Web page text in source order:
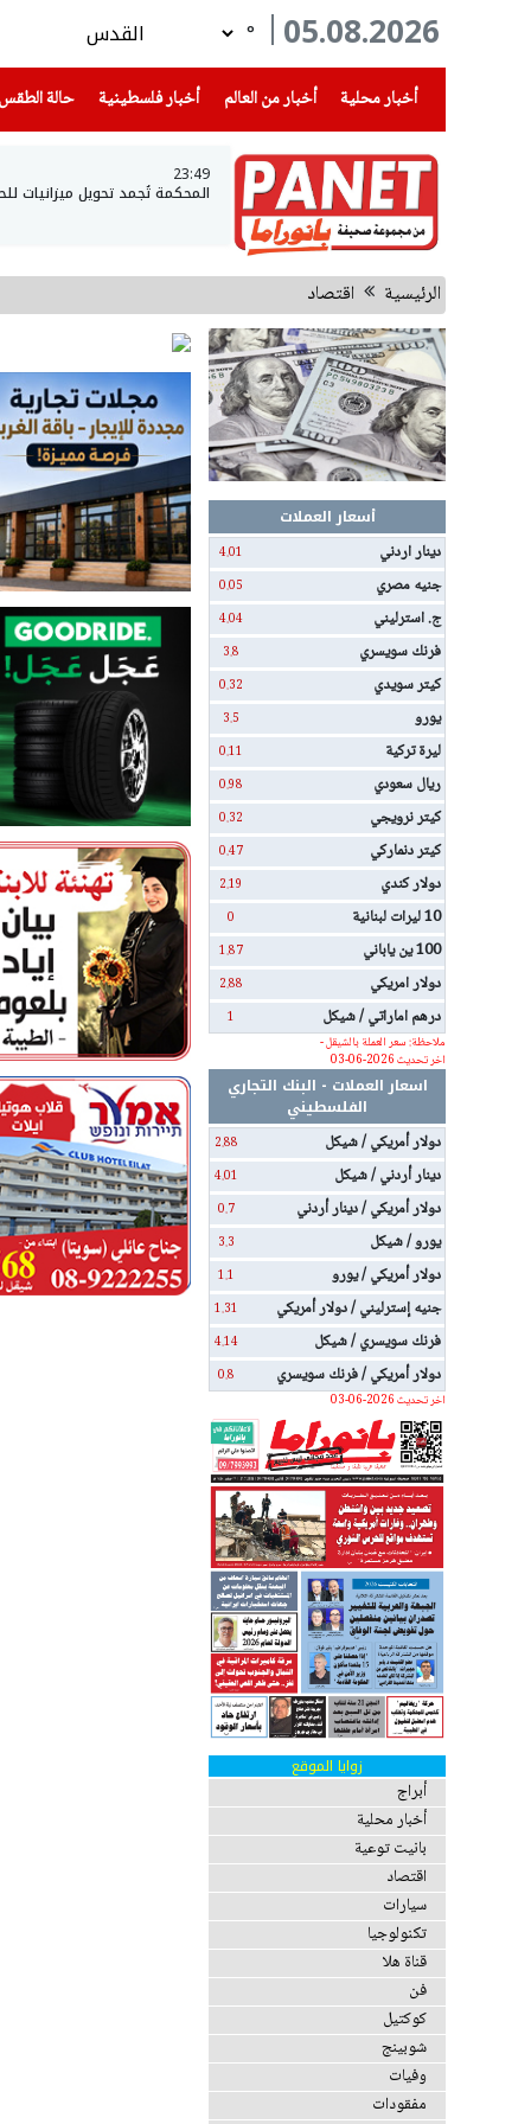
05.08.2026
°
أخبار محلية
(current) أخبار من العالم أخبار فلسطينية(current) حالة الطقس
23:49
المحكمة تُجمد تحويل ميزانيات
الرئيسية اقتصاد
أسعار العملات
دينار اردني
4.01
جنيه مصري 0.05
ج. استرليني 4.04
فرنك سويسري 3.8
كيتر سويدي 0.32
يورو 3.5
ليرة تركية 0.11
ريال سعودي 0.98
كيتر نرويجي 0.32
كيتر دنماركي 0.47
دولار كندي 2.19
10 ليرات لبنانية 0
100 ين ياباني 1.87
دولار امريكي 2.88
درهم اماراتي / شيكل
1
ملاحظة: سعر العملة بالشيقل -
اخر تحديث 2026-06-03
اسعار العملات - البنك التجاري
الفلسطيني
دولار أمريكي / شيكل
2.88
دينار أردني / شيكل 4.01
دولار أمريكي / دينار أردني 0.7
يورو / شيكل 3.3
دولار أمريكي / يورو 1.1
جنيه إسترليني / دولار أمريكي 1.31
فرنك سويسري / شيكل 4.14
دولار أمريكي / فرنك سويسري
0.8
اخر تحديث 2026-06-03
زوايا الموقع
أبراج
أخبار محلية
بانيت توعية
اقتصاد
سيارات
تكنولوجيا
قناة هلا
فن
كوكتيل
شوبينج
وفيات
مفقودات